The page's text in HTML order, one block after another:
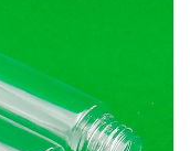
ramah